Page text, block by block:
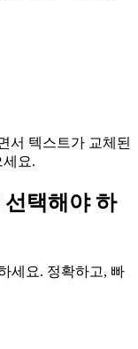
서 텍스트가 교체된
요.
택해야 하
세요. 정확하고, 빠